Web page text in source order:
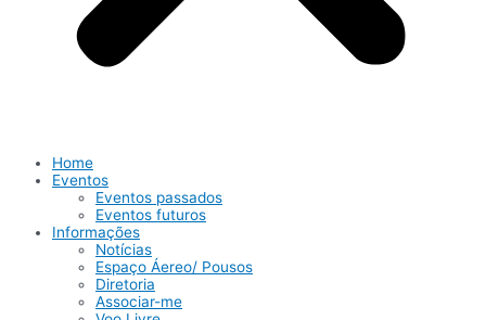
Home
Eventos
Eventos passados
Eventos futuros
Informações
Notícias
Espaço Áereo/ Pousos
Diretoria
Associar-me